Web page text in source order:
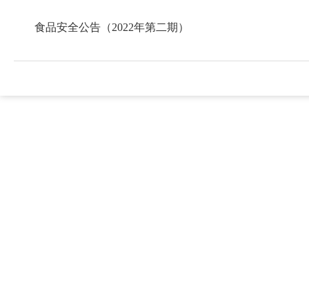
食品安全公告（2022年第二期）